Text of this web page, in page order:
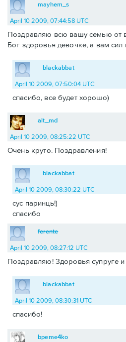
mayhem_s
April 10 2009, 07:44:58 UTC
Поздравляю всю вашу семью от
Бог здоровья девочке, а вам сил
blackabbat
April 10 2009, 07:50:04 UTC
спасибо, все будет хорошо)
alt_md
April 10 2009, 08:25:22 UTC
Очень круто. Поздравления!
blackabbat
April 10 2009, 08:30:22 UTC
сус паринць!)
спасибо
ferente
April 10 2009, 08:27:12 UTC
Поздравляю! Здоровья супруге
blackabbat
April 10 2009, 08:30:31 UTC
спасибо!
bpeme4ko